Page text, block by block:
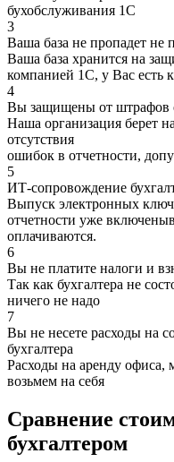
бухобслуживания 1С
3
Ваша база не пропадет не
Ваша база хранится на
компанией 1С, у Вас есть
4
Вы защищены от штрафов
Наша организация берет
отсутствия
ошибок в отчетности,
5
ИТ-сопровождение
Выпуск электронных
отчетности уже
оплачиваются.
6
Вы не платите налоги и
Так как бухгалтера не
ничего не надо
7
Вы не несете расходы на
бухгалтера
Расходы на аренду офиса,
возьмем на себя
Сравнение
бухгалтером